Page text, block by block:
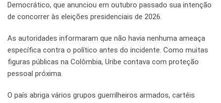
Democrático, que anunciou em outubro passado sua intenção
de concorrer às eleições presidenciais de 2026.
As autoridades informaram que não havia nenhuma ameaça
específica contra o político antes do incidente. Como muitas
figuras públicas na Colômbia, Uribe contava com proteção
pessoal próxima.
O país abriga vários grupos guerrilheiros armados, cartéis